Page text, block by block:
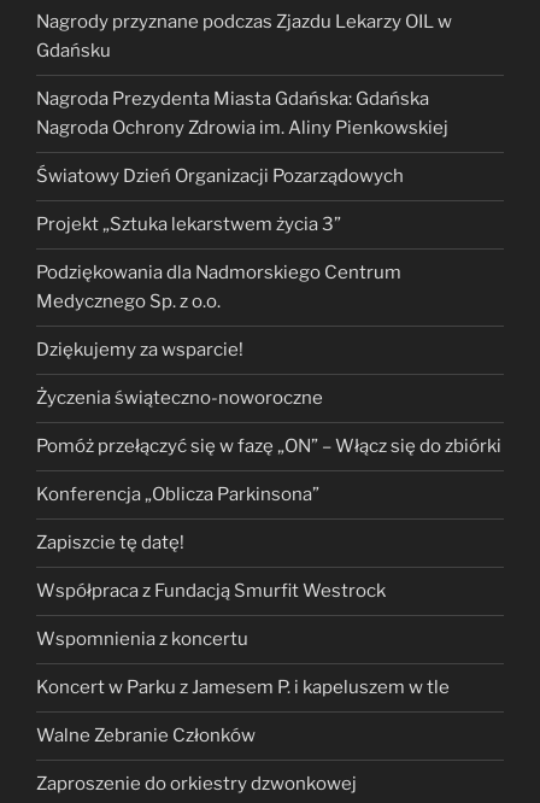
Nagrody przyznane podczas Zjazdu Lekarzy OIL w
Gdańsku
Nagroda Prezydenta Miasta Gdańska: Gdańska
Nagroda Ochrony Zdrowia im. Aliny Pienkowskiej
Światowy Dzień Organizacji Pozarządowych
Projekt „Sztuka lekarstwem życia 3”
Podziękowania dla Nadmorskiego Centrum
Medycznego Sp. z o.o.
Dziękujemy za wsparcie!
Życzenia świąteczno-noworoczne
Pomóż przełączyć się w fazę „ON” – Włącz się do zbiórki
Konferencja „Oblicza Parkinsona”
Zapiszcie tę datę!
Współpraca z Fundacją Smurfit Westrock
Wspomnienia z koncertu
Koncert w Parku z Jamesem P. i kapeluszem w tle
Walne Zebranie Członków
Zaproszenie do orkiestry dzwonkowej